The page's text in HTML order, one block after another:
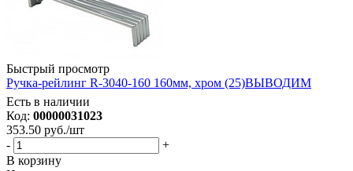
Быстрый просмотр
Ручка-рейлинг R-3040-160 160мм, хром (25)ВЫВОДИМ
Есть в наличии
Код: 00000031023
353.50 руб./шт
-
+
В корзину